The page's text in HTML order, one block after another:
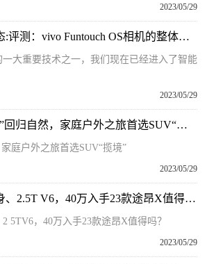
2023/05/29
今日关注：手机动态:评测：vivo Funtouch OS相机的整体性能简介及性价比如何
大重要技术之一，我们现在已经进入了智能
2023/05/29
观焦点：走出“围城”回归自然，家庭户外之旅首选SUV“揽境”
庭户外之旅首选SUV“揽境”
2023/05/29
超大空间、轿跑车身、2.5T V6，40万入手23款途昂X值得吗？
5TV6，40万入手23款途昂X值得吗？
2023/05/29